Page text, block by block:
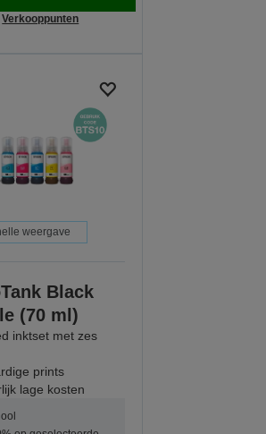
Verkooppunten
weergave
Black
(70 ml)
inktset met zes
prints
lage kosten